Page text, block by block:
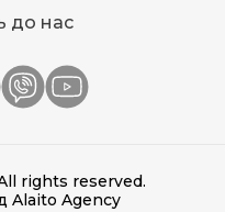
до нас
rights reserved.
Alaito Agency